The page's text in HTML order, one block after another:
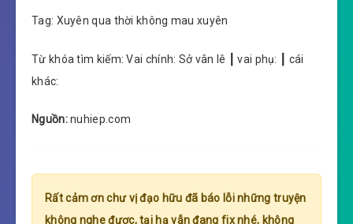
Tag: Xuyên qua thời không mau xuyên
Từ khóa tìm kiếm: Vai chính: Sở vân lê ┃ vai phụ: ┃ cái
khác:
Nguồn:nuhiep.com
Rất cảm ơn chư vị đạo hữu đã báo lỗi những truyện
không nghe được, tại hạ vẫn đang fix nhé, không